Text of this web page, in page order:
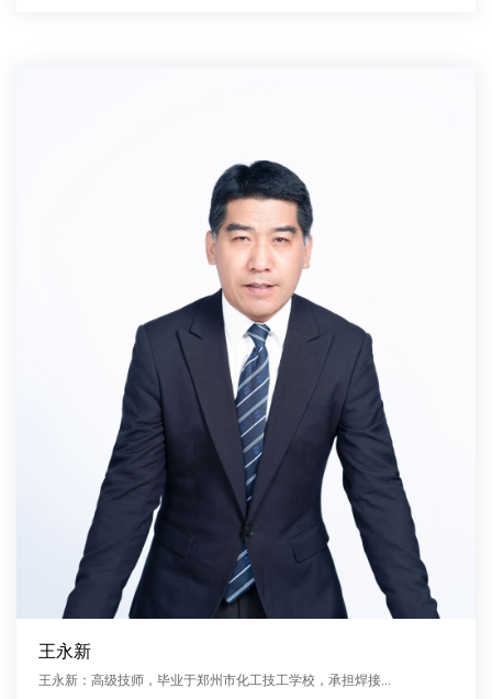
王永新
王永新：高级技师，毕业于郑州市化工技工学校，承担焊接...